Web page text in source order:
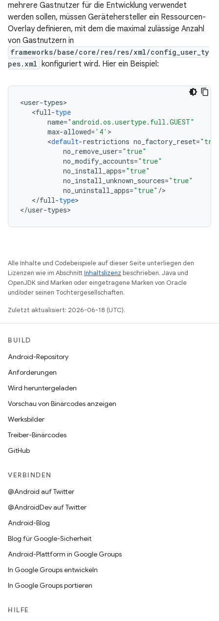
mehrere Gastnutzer für die Entwicklung verwendet
werden sollen, müssen Gerätehersteller ein Ressourcen-
Overlay definieren, mit dem die maximal zulässige Anzahl
von Gastnutzern in
frameworks/base/core/res/res/xml/config_user_ty
pes.xml konfiguriert wird. Hier ein Beispiel:
<user-types
<full-type
name="android.os.usertype.full.GUEST"
max-allowed= '4'
<default-restrictions no_factory_reset=
no_remove_user="true"
no_modify_accounts="true"
no_install_apps="true"
no_install_unknown_sources="true"
no_uninstall_apps="true" /
</full-type>
</user-types>
Alle Inhalte und Codebeispiele auf dieser Seite unterliegen den
Lizenzen wie im AbschnittInhaltslizenz beschrieben. Java und
OpenJDK sind Marken oder eingetragene Marken von Oracle
und/oder seinen Tochtergesellschaften.
Zuletzt aktualisiert: 2026-06-18 (UTC).
BUILD
Android-Repository
Anforderungen
Wird heruntergeladen
Vorschau von Binärcodes anzeigen
Werksbilder
Treiber-Binärcodes
GitHub
VERBINDEN
@Android auf Twitter
@AndroidDev auf Twitter
Android-Blog
Blog für Google-Sicherheit
Android-Plattform in Google Groups
In Google Groups entwickeln
In Google Groups portieren
HILFE